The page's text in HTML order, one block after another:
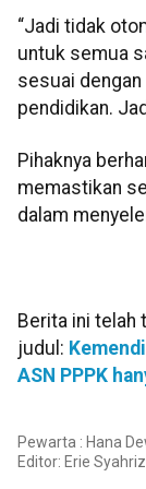
“Jadi tidak
untuk semua
sesuai
pendidikan.
Pihaknya
memastikan
dalam
Berita ini telah
judul:
ASN PPPK
Pewarta : Hana
Editor: Erie